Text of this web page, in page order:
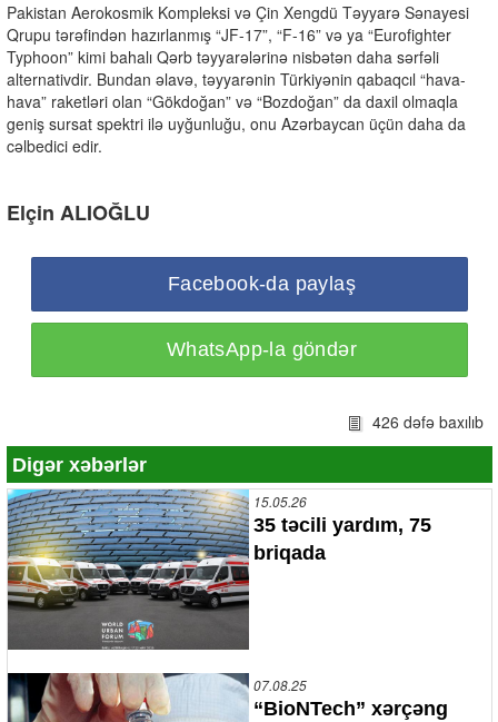
Pakistan Aerokosmik Kompleksi və Çin Xengdü Təyyarə Sənayesi
Qrupu tərəfindən hazırlanmış “JF-17”, “F-16” və ya “Eurofighter
Typhoon” kimi bahalı Qərb təyyarələrinə nisbətən daha sərfəli
alternativdir. Bundan əlavə, təyyarənin Türkiyənin qabaqcıl “hava-
hava” raketləri olan “Gökdoğan” və “Bozdoğan” da daxil olmaqla
geniş sursat spektri ilə uyğunluğu, onu Azərbaycan üçün daha da
cəlbedici edir.
Elçin ALIOĞLU
Facebook-da paylaş
WhatsApp-la göndər
426 dəfə baxılıb
Digər xəbərlər
15.05.26
35 təcili yardım, 75
briqada
07.08.25
“BioNTech” xərçəng